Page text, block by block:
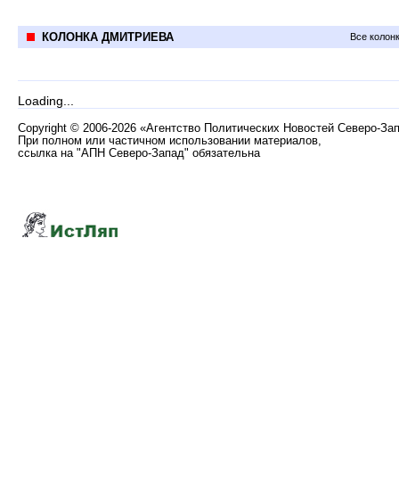
КОЛОНКА ДМИТРИЕВА Все
Loading...
Copyright © 2006-2026 «Агентство Политических Новостей Северо-
При полном или частичном использовании материалов,
ссылка на "АПН Северо-Запад" обязательна